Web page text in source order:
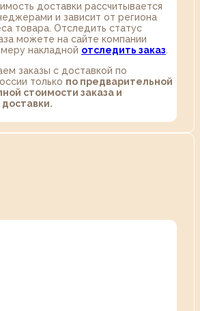
доставки рассчитывается
и зависит от региона
товара. Отследить статус
можете на сайте компании
накладной отследить заказ
заказы с доставкой по
только по предварительной
стоимости заказа и